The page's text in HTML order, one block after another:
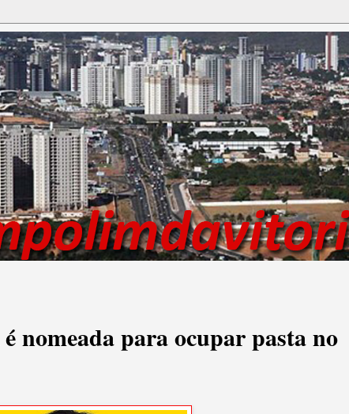
nomeada para ocupar pasta no